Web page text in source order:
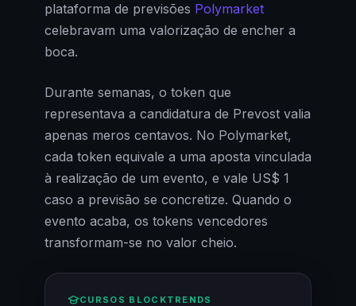
plataforma de previsões Polymarket
celebravam uma valorização de encher a
boca.
Durante semanas, o token que
representava a candidatura de Prevost valia
apenas meros centavos. No Polymarket,
cada token equivale a uma aposta vinculada
à realização de um evento, e vale US$ 1
caso a previsão se concretize. Quando o
evento acaba, os tokens vencedores
transformam-se no valor cheio.
CURSOS BLOCKTRENDS